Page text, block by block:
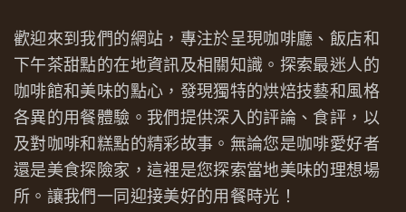
歡迎來到我們的網站，專注於呈現咖啡廳、飯店和
下午茶甜點的在地資訊及相關知識。探索最迷人的
咖啡館和美味的點心，發現獨特的烘焙技藝和風格
各異的用餐體驗。我們提供深入的評論、食評，以
及對咖啡和糕點的精彩故事。無論您是咖啡愛好者
還是美食探險家，這裡是您探索當地美味的理想場
所。讓我們一同迎接美好的用餐時光！